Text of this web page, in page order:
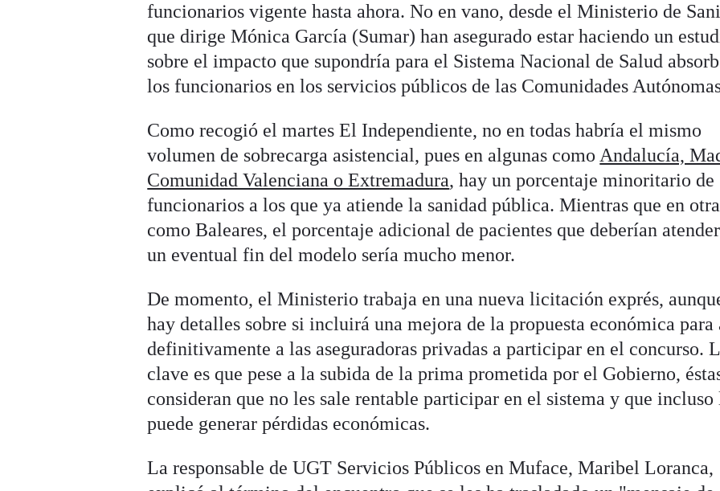
funcionarios vigente hasta ahora. No en vano, desde el Ministerio de
que dirige Mónica García (Sumar) han asegurado estar haciendo un
sobre el impacto que supondría para el Sistema Nacional de Salud
los funcionarios en los servicios públicos de las Comunidades
Como recogió el martes El Independiente, no en todas habría el mismo
volumen de sobrecarga asistencial, pues en algunas como Andalucía,
Comunidad Valenciana o Extremadura, hay un porcentaje minoritario de
funcionarios a los que ya atiende la sanidad pública. Mientras que en
como Baleares, el porcentaje adicional de pacientes que deberían
un eventual fin del modelo sería mucho menor.
De momento, el Ministerio trabaja en una nueva licitación exprés,
hay detalles sobre si incluirá una mejora de la propuesta económica para
definitivamente a las aseguradoras privadas a participar en el concurso.
clave es que pese a la subida de la prima prometida por el Gobierno,
consideran que no les sale rentable participar en el sistema y que incluso
puede generar pérdidas económicas.
La responsable de UGT Servicios Públicos en Muface, Maribel Loranca,